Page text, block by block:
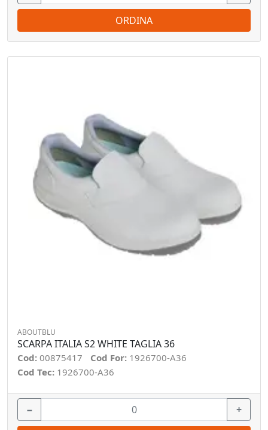
ORDINA
ABOUTBLU
SCARPA ITALIA S2 WHITE TAGLIA 36
Cod: 00875417 Cod For: 1926700-A36
Cod Tec: 1926700-A36
− +